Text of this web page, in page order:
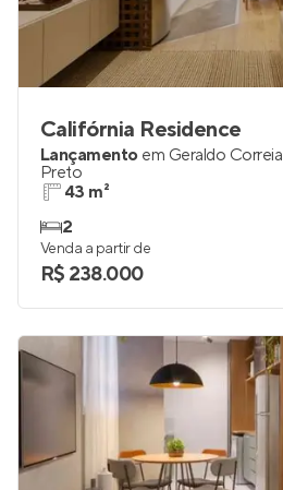
Califórnia Residence
Lançamento em Geraldo
Preto
43 m²
2
Venda a partir de
R$ 238.000